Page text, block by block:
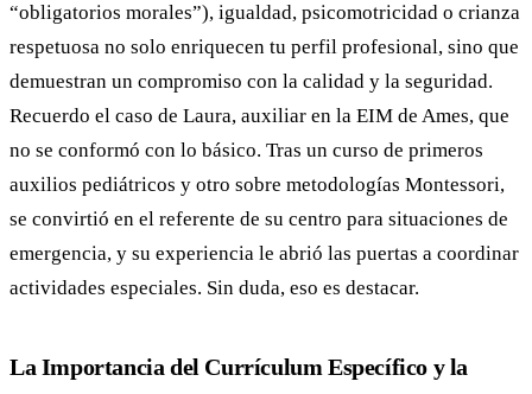
“obligatorios morales”), igualdad, psicomotricidad o crianza
respetuosa no solo enriquecen tu perfil profesional, sino que
demuestran un compromiso con la calidad y la seguridad.
Recuerdo el caso de Laura, auxiliar en la EIM de Ames, que
no se conformó con lo básico. Tras un curso de primeros
auxilios pediátricos y otro sobre metodologías Montessori,
se convirtió en el referente de su centro para situaciones de
emergencia, y su experiencia le abrió las puertas a coordinar
actividades especiales. Sin duda, eso es destacar.
La Importancia del Currículum Específico y la